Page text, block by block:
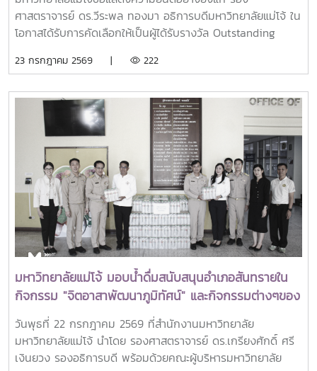
Alumni (OSSA) Awards 2026
ศาสตราจารย์ ดร.วีระพล ทองมา อธิการบดีมหาวิทยาลัยแม่โจ้ ใน
โอกาสได้รับการคัดเลือกให้เป็นผู้ได้รับรางวัล Outstanding
ศูนย์ภูมิภาคเอเชียตะวันออกเฉียงใต้ว่าด้วยบัณฑิตศึกษาและการ
for Graduate Study and Research in Agriculture
(SEARCA) นับเป็นรางวัลเกียรติยศระดับภูมิภาคที่มอบแก่ศิษย์
เก่าทุน SEARCA ผู้มีความสำเร็จโดดเด่นทางวิชาชีพ มีภาวะผู้นำ
และสร้างคุณูปการสำคัญต่อการพัฒนาการเกษตร ชนบท ชุมชน
และสังคมอย่างยั่งยืนรางวัล Outstanding SEARCA
Scholarship Alumni (OSSA) จัดตั้งขึ้นเพื่อเชิดชูเกียรติศิษย์
เก่าผู้ได้รับทุนการศึกษาระดับบัณฑิตศึกษาจาก SEARCA ซึ่งได้
นำองค์ความรู้ ประสบการณ์ และศักยภาพที่ได้รับจากการศึกษา
ไปสร้างคุณประโยชน์ต่อองค์กร ชุมชน ประเทศ และภูมิภาคเอเชีย
ตะวันออกเฉียงใต้ ตลอดจนเป็นแบบอย่างที่สะท้อนค่านิยมและ
ปรัชญาของ SEARCA ผ่านความสำเร็จในวิชาชีพ การบริการ
สาธารณะ และการอุทิศตนเพื่อส่วนรวมในปี 2026 การพิจารณา
รางวัลครอบคลุมผลงานสำคัญ 4 ด้าน ได้แก่ การสอน
(Teaching) การวิจัย (Research) การบริการสาธารณะและการ
พัฒนาชุมชน (Public Service and Community
Development) และธุรกิจการเกษตรและการเป็นผู้ประกอบการ
23 กรกฎาคม 2569 | 222
มหาวิทยาลัยแม่โจ้ มอบน้ำดื่มสนับสนุนอำเภอสันทรายใน
กิจกรรม "จิตอาสาพัฒนาภูมิทัศน์" และกิจกรรมต่างๆของ
อำเภอสันทราย
วันพุธที่ 22 กรกฎาคม 2569 ที่สำนักงานมหาวิทยาลัย
มหาวิทยาลัยแม่โจ้ นำโดย รองศาสตราจารย์ ดร.เกรียงศักดิ์ ศรี
เงินยวง รองอธิการบดี พร้อมด้วยคณะผู้บริหารมหาวิทยาลัย